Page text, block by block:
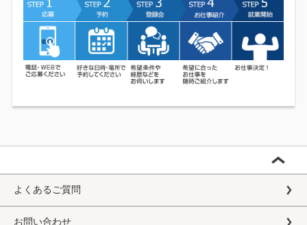
よくあるご質問
お問い合わせ